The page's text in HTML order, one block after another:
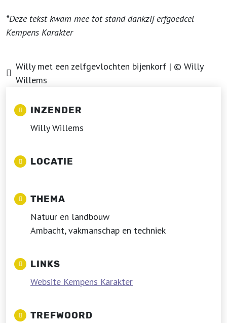
*Deze tekst kwam mee tot stand dankzij erfgoedcel
Kempens Karakter
Willy met een zelfgevlochten bijenkorf | © Willy
Willems
INZENDER
Willy Willems
LOCATIE
THEMA
Natuur en landbouw
Ambacht, vakmanschap en techniek
LINKS
Website Kempens Karakter
TREFWOORD